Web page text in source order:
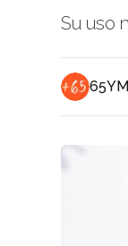
Su uso